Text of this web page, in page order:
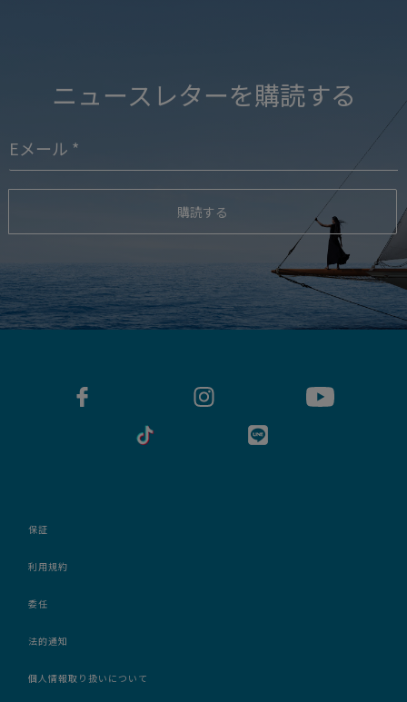
ニュースレターを購読する
購読する
保証
利用規約
委任
法的通知
個人情報取り扱いについて